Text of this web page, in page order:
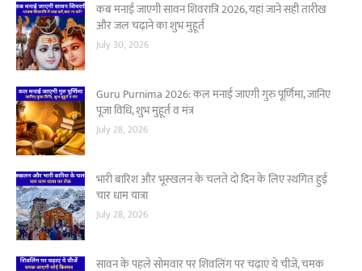
कब मनाई जाएगी सावन शिवरात्रि 2026, यहां जाने सही तारीख
और जल चढ़ाने का शुभ मुहूर्त
July 30, 2026
Guru Purnima 2026: कल मनाई जाएगी गुरु पूर्णिमा, जानिए
पूजा विधि, शुभ मुहूर्त व मंत्र
July 28, 2026
भारी बारिश और भूस्खलन के चलते दो दिन के लिए स्थगित हुई
चार धाम यात्रा
July 28, 2026
सावन के पहले सोमवार पर शिवलिंग पर चढ़ाएं ये चीजें, चमक